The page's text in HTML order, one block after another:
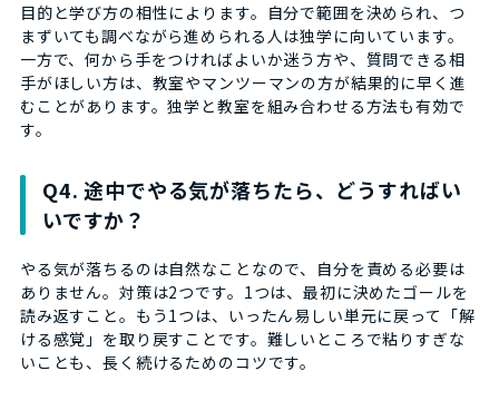
目的と学び方の相性によります。自分で範囲を決められ、つ
まずいても調べながら進められる人は独学に向いています。
一方で、何から手をつければよいか迷う方や、質問できる相
手がほしい方は、教室やマンツーマンの方が結果的に早く進
むことがあります。独学と教室を組み合わせる方法も有効で
す。
Q4. 途中でやる気が落ちたら、どうすればい
いですか？
やる気が落ちるのは自然なことなので、自分を責める必要は
ありません。対策は2つです。1つは、最初に決めたゴールを
読み返すこと。もう1つは、いったん易しい単元に戻って「解
ける感覚」を取り戻すことです。難しいところで粘りすぎな
いことも、長く続けるためのコツです。